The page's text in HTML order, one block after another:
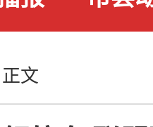
正文